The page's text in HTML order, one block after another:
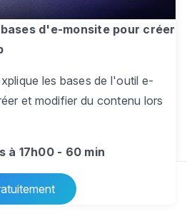
sans limite pour
activité, votre passion
site dynamique
d'e-monsite pour créer
les bases de l'outil e-
et modifier du contenu lors
à 17h00 - 60 min